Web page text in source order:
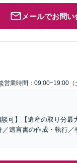
メールでお問い
営業時間：09:00~19:00（
可】【遺産の取り分
遺言書の作成・執行